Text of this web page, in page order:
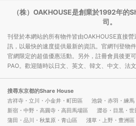
（株）OAKHOUSE是創業於1992年的
司。
刊登於本網站的所有物件皆由OAKHOUSE直接
訊，以最快的速度提供最新的資訊。官網刊登物
官網限定的超值優惠活動。另外，註冊會員後更
PAO。歡迎隨時以日文、英文、韓文、中文、法文
搜尋东京都的Share House
吉祥寺・立川・小金井・町田區
池袋・赤羽・練
新宿・中野・高圓寺・高田馬場區
澀谷・目黒・世
蒲田・品川・秋葉原・青山區
淺草・上野・豊洲區